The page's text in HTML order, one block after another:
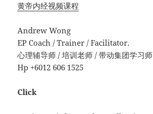
黄帝内经视频课程
Andrew Wong
EP Coach / Trainer / Facilitator.
心理辅导师 / 培训老师 / 带动集团学习师
Hp +6012 606 1525
Click